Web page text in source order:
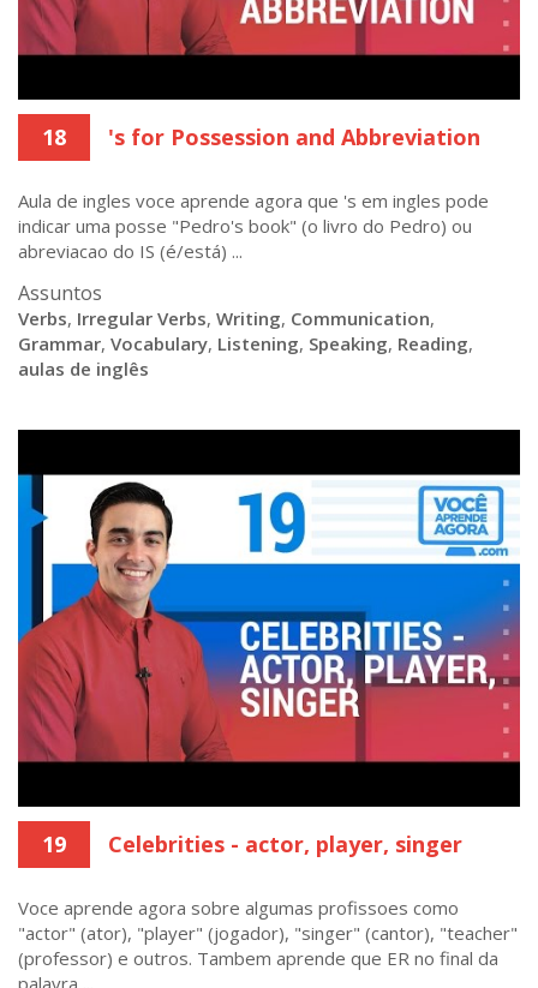
18 's for Possession and Abbreviation
Aula de ingles voce aprende agora que 's em ingles pode
indicar uma posse "Pedro's book" (o livro do Pedro) ou
abreviacao do IS (é/está) ...
Assuntos
Verbs, Irregular Verbs, Writing, Communication,
Grammar, Vocabulary, Listening, Speaking, Reading,
aulas de inglês
19 Celebrities - actor, player, singer
Voce aprende agora sobre algumas profissoes como
"actor" (ator), "player" (jogador), "singer" (cantor), "teacher"
(professor) e outros. Tambem aprende que ER no final da
palavra ...